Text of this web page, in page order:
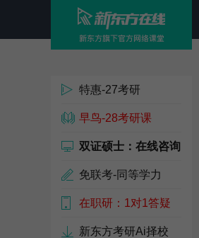
特惠-27考研
早鸟-28考研课
双证硕士：在线咨询
免联考-同等学力
在职研：1对1答疑
新东方考研Ai择校